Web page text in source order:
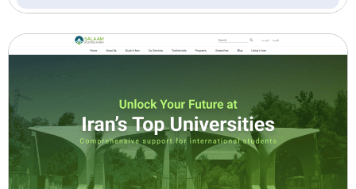
ساختمانی پیمانکاری
دکوراسیون (14)
سازمان ها و دانشگاه
ها (1)
(1)
نیروگاه و پتروشیمی
خودرو و لوازم خودرو
(2)